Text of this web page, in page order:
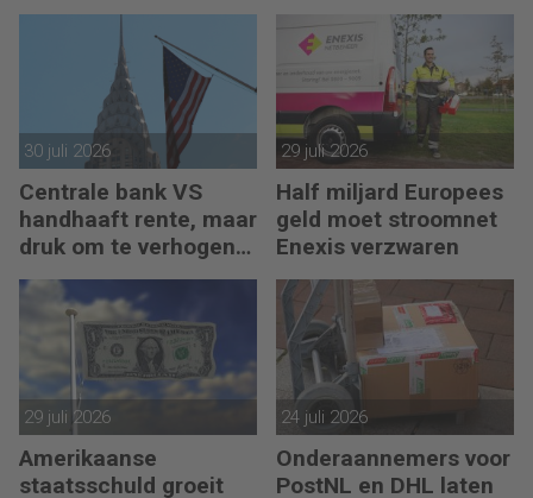
eurobankbiljetten
30 juli 2026
Centrale bank VS
handhaaft rente, maar
druk om te verhogen
neemt toe
29 juli 2026
Half miljard Europees
geld moet stroomnet
Enexis verzwaren
29 juli 2026
Amerikaanse
staatsschuld groeit
24 juli 2026
Onderaannemers voor
PostNL en DHL laten